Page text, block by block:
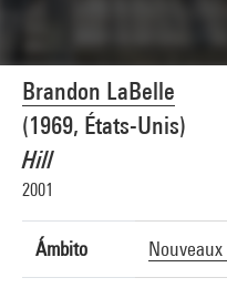
Brandon LaBelle
(1969, États-Unis)
Hill
2001
Ámbito